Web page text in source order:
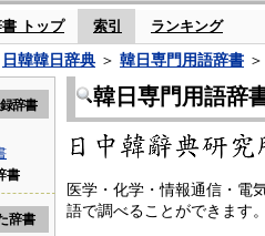
トップ 索引 ランキング
日韓韓日辞典 ＞ 韓日専門用語辞書
韓日専門用語辞
医学・化学・情報通信・電
語で調べることができます。
辞書
書
辞書